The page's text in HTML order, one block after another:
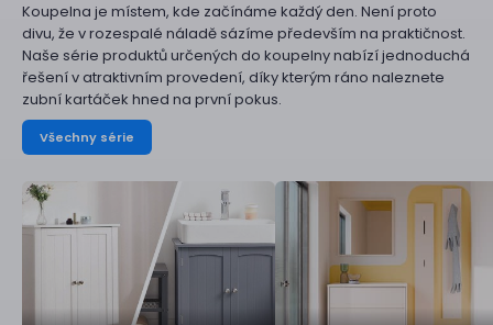
Koupelna je místem, kde začínáme každý den. Není proto
divu, že v rozespalé náladě sázíme především na praktičnost.
Naše série produktů určených do koupelny nabízí jednoduchá
řešení v atraktivním provedení, díky kterým ráno naleznete
zubní kartáček hned na první pokus.
Všechny série